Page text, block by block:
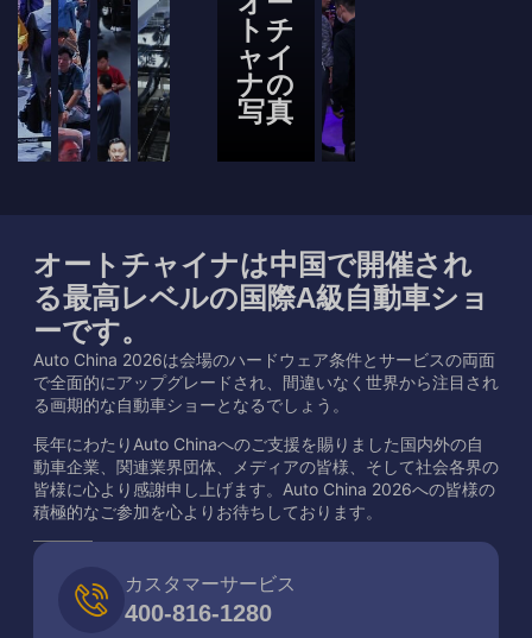
トチ
ャイ
ナの
写真
オートチャイナは中国で開催され
る最高レベルの国際A級自動車ショ
ーです。
Auto China 2026は会場のハードウェア条件とサービスの両面
で全面的にアップグレードされ、間違いなく世界から注目され
る画期的な自動車ショーとなるでしょう。
長年にわたりAuto Chinaへのご支援を賜りました国内外の自
動車企業、関連業界団体、メディアの皆様、そして社会各界の
皆様に心より感謝申し上げます。Auto China 2026への皆様の
積極的なご参加を心よりお待ちしております。
カスタマーサービス
400-816-1280